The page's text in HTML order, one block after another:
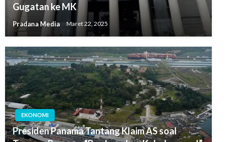
Gugatan ke MK
Pradana Media Maret 22, 2025
EKONOMI
Presiden Panama Tantang Klaim AS soal